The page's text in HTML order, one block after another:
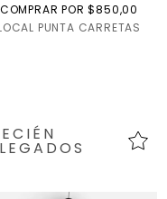
COMPRAR POR $850,00
PUNTA CARRETAS